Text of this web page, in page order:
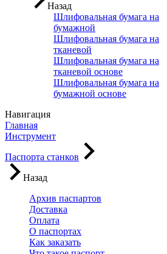
Назад
Шлифовальная бумага на
бумажной
Шлифовальная бумага на
тканевой
Шлифовальная бумага на
тканевой основе
Шлифовальная бумага на
бумажной основе
Навигация
Главная
Инструмент
Паспорта станков
Назад
Архив паспартов
Доставка
Оплата
О паспортах
Как заказать